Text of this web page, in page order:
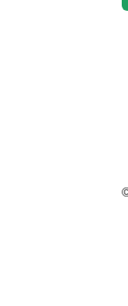
本ポリシー
利用の停止